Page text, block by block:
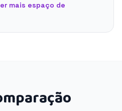
mais espaço de